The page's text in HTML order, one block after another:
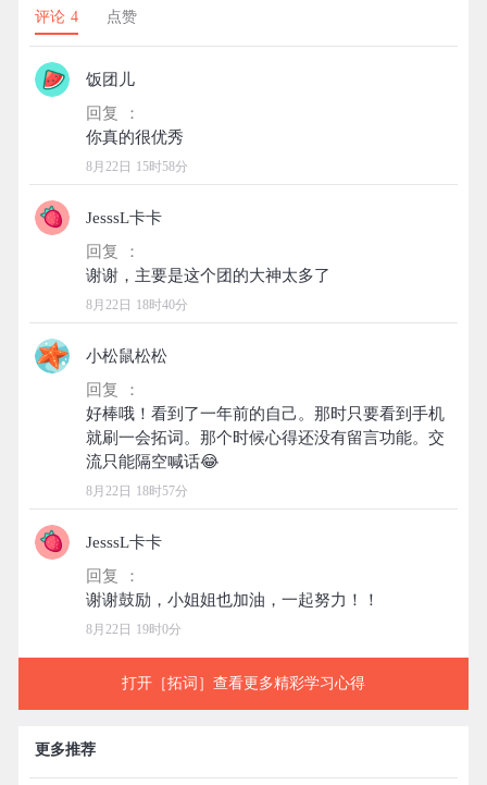
评论 4 点赞
饭团儿
回复 ：
8月22日 15时58分
JesssL卡卡
回复 ：
8月22日 18时40分
小松鼠松松
回复 ：
好棒哦！看到了一年前的自己。那时只要看到手机
就刷一会拓词。那个时候心得还没有留言功能。交
8月22日 18时57分
JesssL卡卡
回复 ：
8月22日 19时0分
打开［拓词］查看更多精彩学习心得
更多推荐